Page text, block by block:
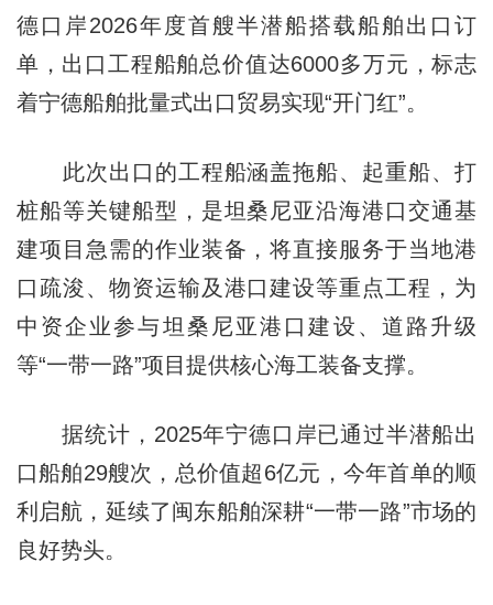
德口岸2026年度首艘半潜船搭载船舶出口订
单，出口工程船舶总价值达6000多万元，标志
着宁德船舶批量式出口贸易实现“开门红”。
此次出口的工程船涵盖拖船、起重船、打
桩船等关键船型，是坦桑尼亚沿海港口交通基
建项目急需的作业装备，将直接服务于当地港
口疏浚、物资运输及港口建设等重点工程，为
中资企业参与坦桑尼亚港口建设、道路升级
等“一带一路”项目提供核心海工装备支撑。
据统计，2025年宁德口岸已通过半潜船出
口船舶29艘次，总价值超6亿元，今年首单的顺
利启航，延续了闽东船舶深耕“一带一路”市场的
良好势头。